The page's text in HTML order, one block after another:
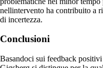
nellintervento ha contribuito a
di incertezza.
Conclusioni
Basandoci sui feedback